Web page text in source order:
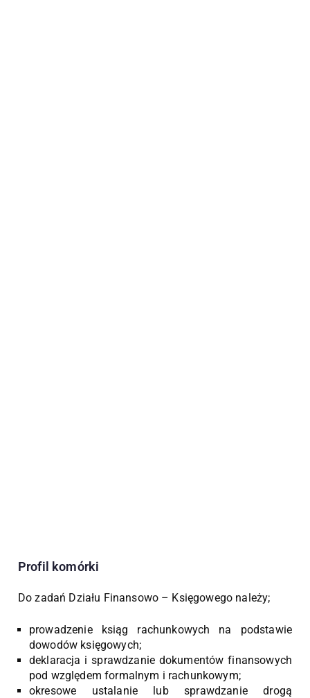
Profil komórki
Do zadań Działu Finansowo – Księgowego należy;
prowadzenie ksiąg rachunkowych na podstawie
dowodów księgowych;
deklaracja i sprawdzanie dokumentów finansowych
pod względem formalnym i rachunkowym;
okresowe ustalanie lub sprawdzanie drogą